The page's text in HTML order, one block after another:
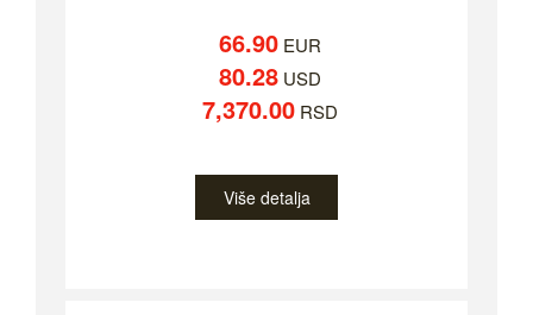
66.90EUR
80.28USD
7,370.00RSD
Više detalja